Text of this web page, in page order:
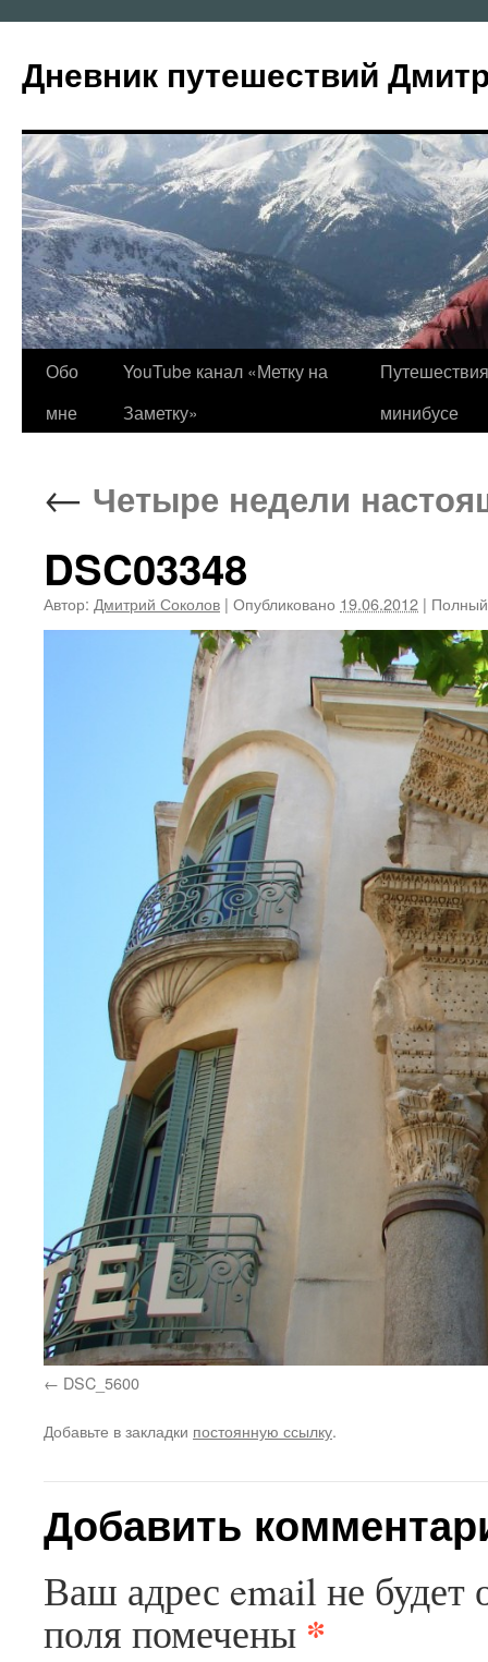
содержимому
Дневник путешествий
Обо
мне
YouTube канал «Метку на
Заметку»
минибусе
← Четыре недели
DSC03348
Автор: Дмитрий Соколов | Опубликовано 19.06.2012 |
DSC_5600
Добавьте в закладки постоянную ссылку.
Добавить
Ваш адрес email не будет
поля помечены *